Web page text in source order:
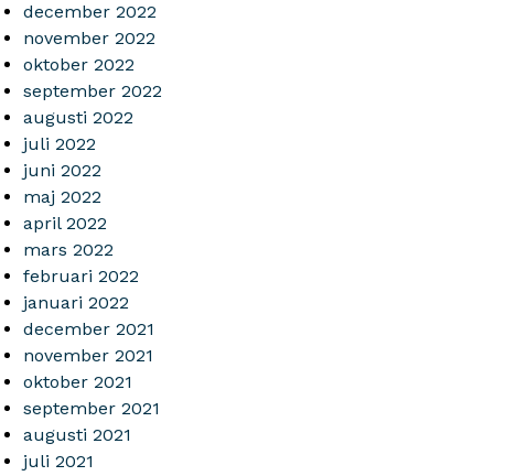
december 2022
november 2022
oktober 2022
september 2022
augusti 2022
juli 2022
juni 2022
maj 2022
april 2022
mars 2022
februari 2022
januari 2022
december 2021
november 2021
oktober 2021
september 2021
augusti 2021
juli 2021